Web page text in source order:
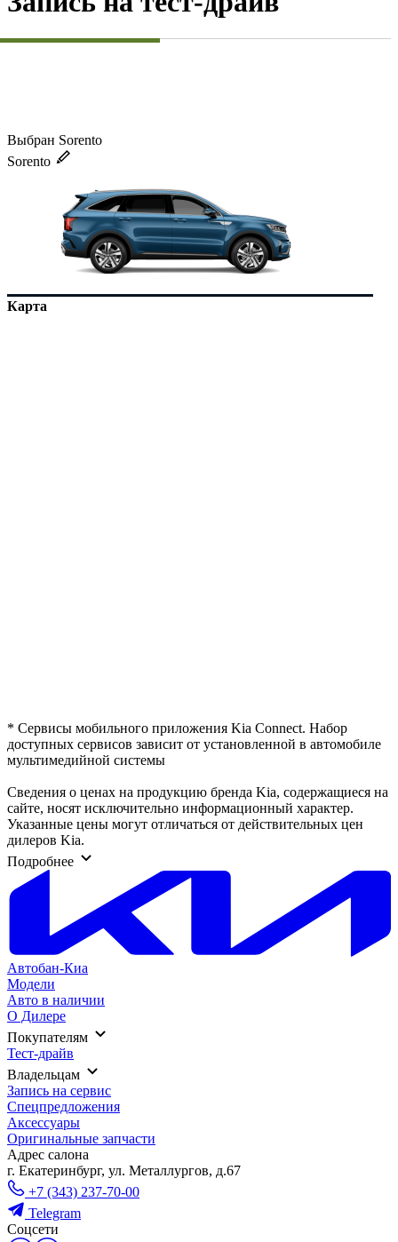
Выбран Sorento
Sorento
Карта
* Сервисы мобильного приложения Kia Connect. Набор
доступных сервисов зависит от установленной в автомобиле
мультимедийной системы
Сведения о ценах на продукцию бренда Kia, содержащиеся на
сайте, носят исключительно информационный характер.
Указанные цены могут отличаться от действительных цен
дилеров Kia.
Подробнее
Автобан-Киа
Модели
Авто в наличии
О Дилере
Покупателям
Тест-драйв
Владельцам
Запись на сервис
Спецпредложения
Аксессуары
Оригинальные запчасти
Адрес салонa
г. Екатеринбург, ул. Металлургов, д.67
+7 (343) 237-70-00
Telegram
Соцсети